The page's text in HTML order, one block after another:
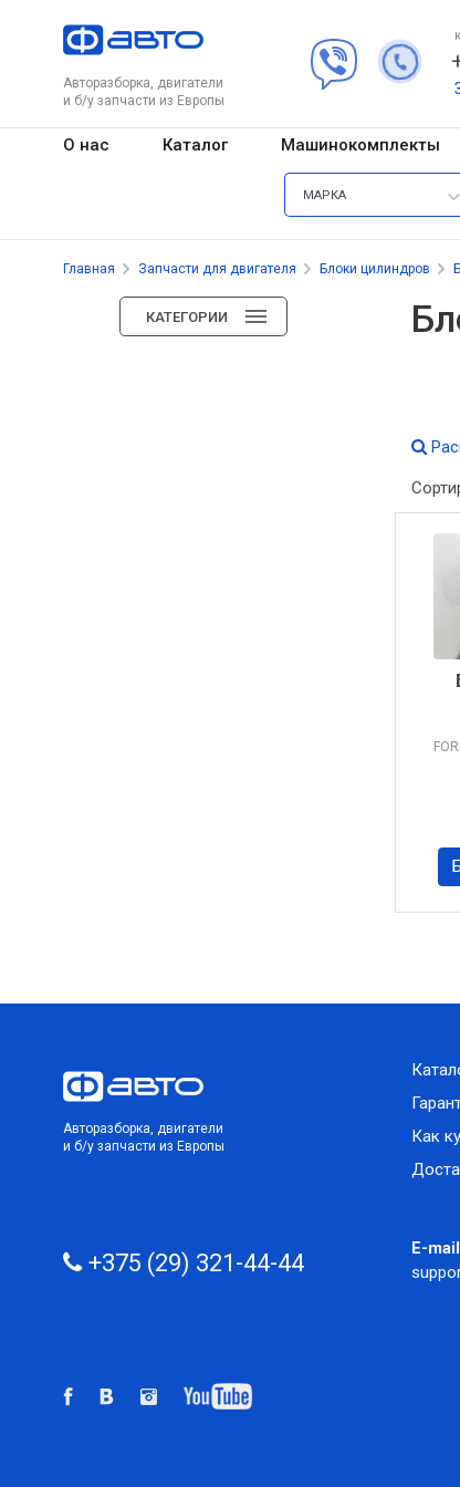
Авторазборка, двигатели
и б/у запчасти из Европы
О нас Каталог Машинокомплекты
МАРКА
Главная Запчасти для двигателя Блоки цилиндров
КАТЕГОРИИ
Авторазборка, двигатели
и б/у запчасти из Европы
Как
+375 (29) 321-44-44
E-